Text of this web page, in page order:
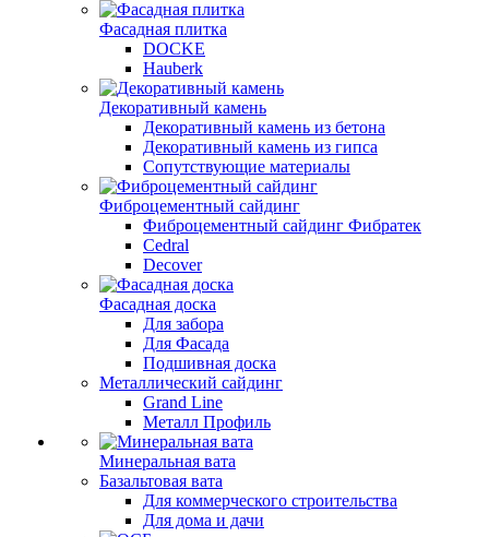
Фасадная плитка
DOCKE
Hauberk
Декоративный камень
Декоративный камень из бетона
Декоративный камень из гипса
Сопутствующие материалы
Фиброцементный сайдинг
Фиброцементный сайдинг Фибратек
Cedral
Decover
Фасадная доска
Для забора
Для Фасада
Подшивная доска
Металлический сайдинг
Grand Line
Металл Профиль
Минеральная вата
Базальтовая вата
Для коммерческого строительства
Для дома и дачи